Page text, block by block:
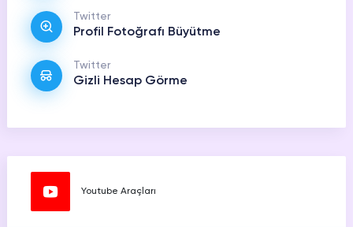
Twitter
Profil Fotoğrafı Büyütme
Twitter
Gizli Hesap Görme
Youtube Araçları